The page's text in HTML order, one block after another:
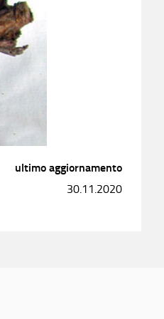
ultimo aggiornamento
30.11.2020